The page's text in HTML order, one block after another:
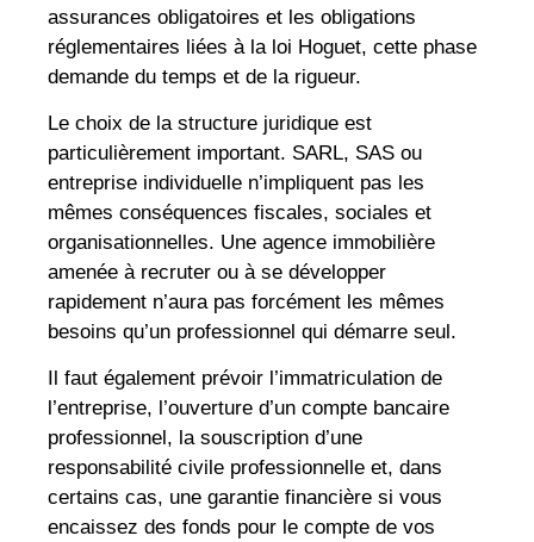
assurances obligatoires et les obligations
réglementaires liées à la loi Hoguet, cette phase
demande du temps et de la rigueur.
Le choix de la structure juridique est
particulièrement important. SARL, SAS ou
entreprise individuelle n’impliquent pas les
mêmes conséquences fiscales, sociales et
organisationnelles. Une agence immobilière
amenée à recruter ou à se développer
rapidement n’aura pas forcément les mêmes
besoins qu’un professionnel qui démarre seul.
Il faut également prévoir l’immatriculation de
l’entreprise, l’ouverture d’un compte bancaire
professionnel, la souscription d’une
responsabilité civile professionnelle et, dans
certains cas, une garantie financière si vous
encaissez des fonds pour le compte de vos